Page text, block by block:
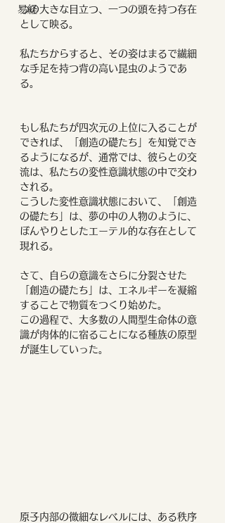
易経
つの大きな目立つ、一つの頭を持つ存在
として映る。
私たちからすると、その姿はまるで繊細
な手足を持つ背の高い昆虫のようであ
る。
もし私たちが四次元の上位に入ることが
できれば、「創造の礎たち」を知覚でき
るようになるが、通常では、彼らとの交
流は、私たちの変性意識状態の中で交わ
される。
こうした変性意識状態において、「創造
の礎たち」は、夢の中の人物のように、
ぼんやりとしたエーテル的な存在として
現れる。
さて、自らの意識をさらに分裂させた
「創造の礎たち」は、エネルギーを凝縮
することで物質をつくり始めた。
この過程で、大多数の人間型生命体の意
識が肉体的に宿ることになる種族の原型
が誕生していった。
原子内部の微細なレベルには、ある秩序